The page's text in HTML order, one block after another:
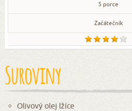
5 porce
Začátečník
Suroviny
Olivový olej lžíce